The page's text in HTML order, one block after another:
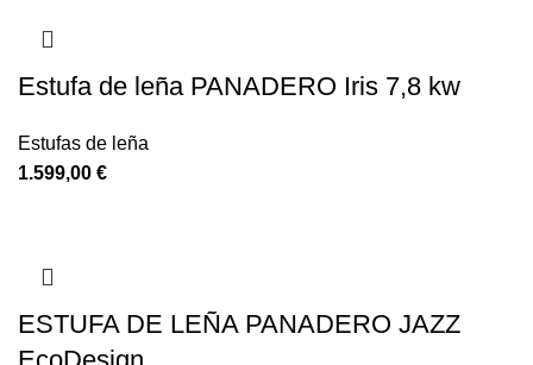
Estufa de leña PANADERO Iris 7,8 kw
Estufas de leña
1.599,00 €
ESTUFA DE LEÑA PANADERO JAZZ